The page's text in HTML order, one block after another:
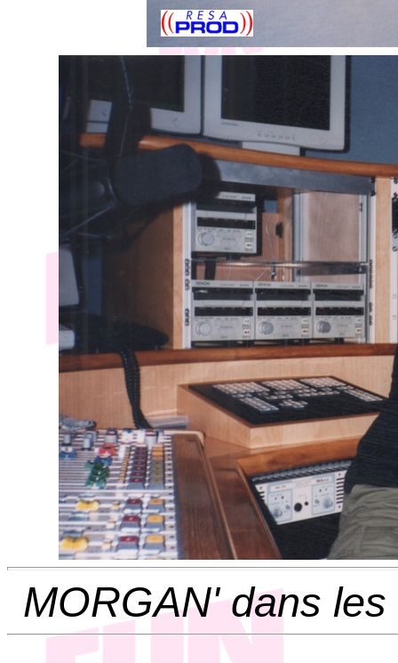
MORGAN' dans